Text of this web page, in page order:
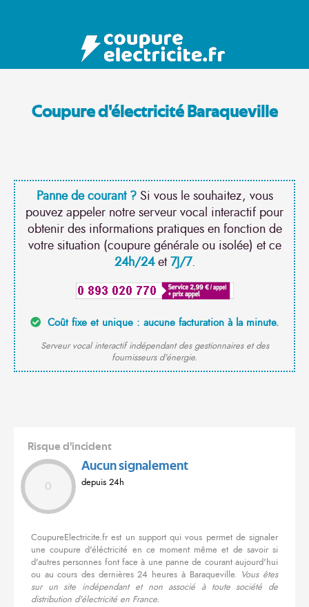
Coupure d'électricité Baraqueville
Panne de courant ?Si vous le souhaitez, vous
pouvez appeler notre serveur vocal interactif pour
obtenir des informations pratiques en fonction de
votre situation (coupure générale ou isolée) et ce
24h/24et7J/7.
Coût fixe et unique : aucune facturation à la minute.
Serveur vocal interactif indépendant des gestionnaires et des
fournisseurs d'énergie.
Risque d'incident
0
Aucun signalement
depuis 24h
CoupureElectricite.fr est un support qui vous permet de signaler
une coupure d'éléctricité en ce moment même et de savoir si
d'autres personnes font face à une panne de courant aujourd'hui
ou au cours des dernières 24 heures à Baraqueville. Vous êtes
sur un site indépendant et non associé à toute société de
distribution d'électricité en France.